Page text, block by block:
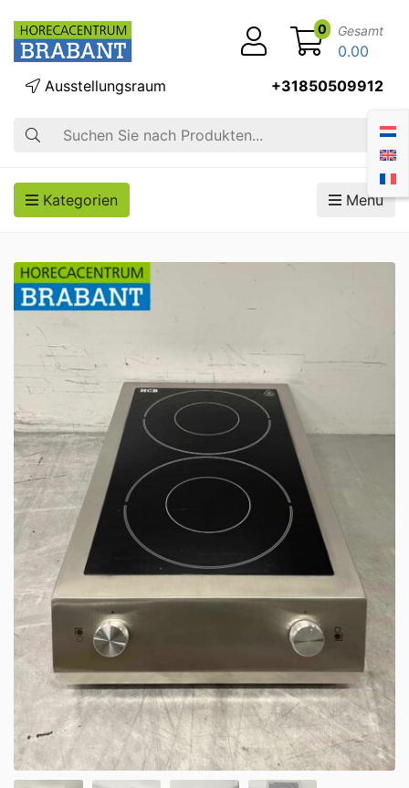
Suche
Ausstellungsraum +31850509912
0 Gesamt
0.00
Kategorien Menü